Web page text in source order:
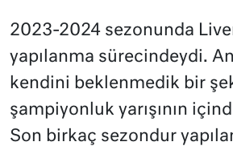
2023-2024 sezonunda
yapılanma sürecindeydi.
kendini beklenmedik bir
şampiyonluk yarışının
Son birkaç sezondur